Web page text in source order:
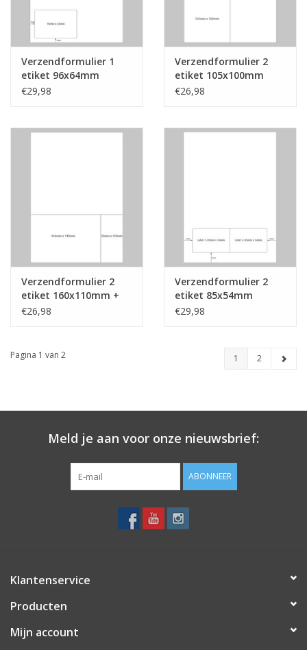
Verzendformulier 1
etiket 96x64mm
€29,98
Verzendformulier 2
etiket 105x100mm
€26,98
Verzendformulier 2
etiket 160x110mm +
50x110mm
€26,98
Verzendformulier 2
etiket 85x54mm
€29,98
Pagina 1 van 2 1 2
Meld je aan voor onze nieuwsbrief:
ABONNEER
Klantenservice
Producten
Mijn account